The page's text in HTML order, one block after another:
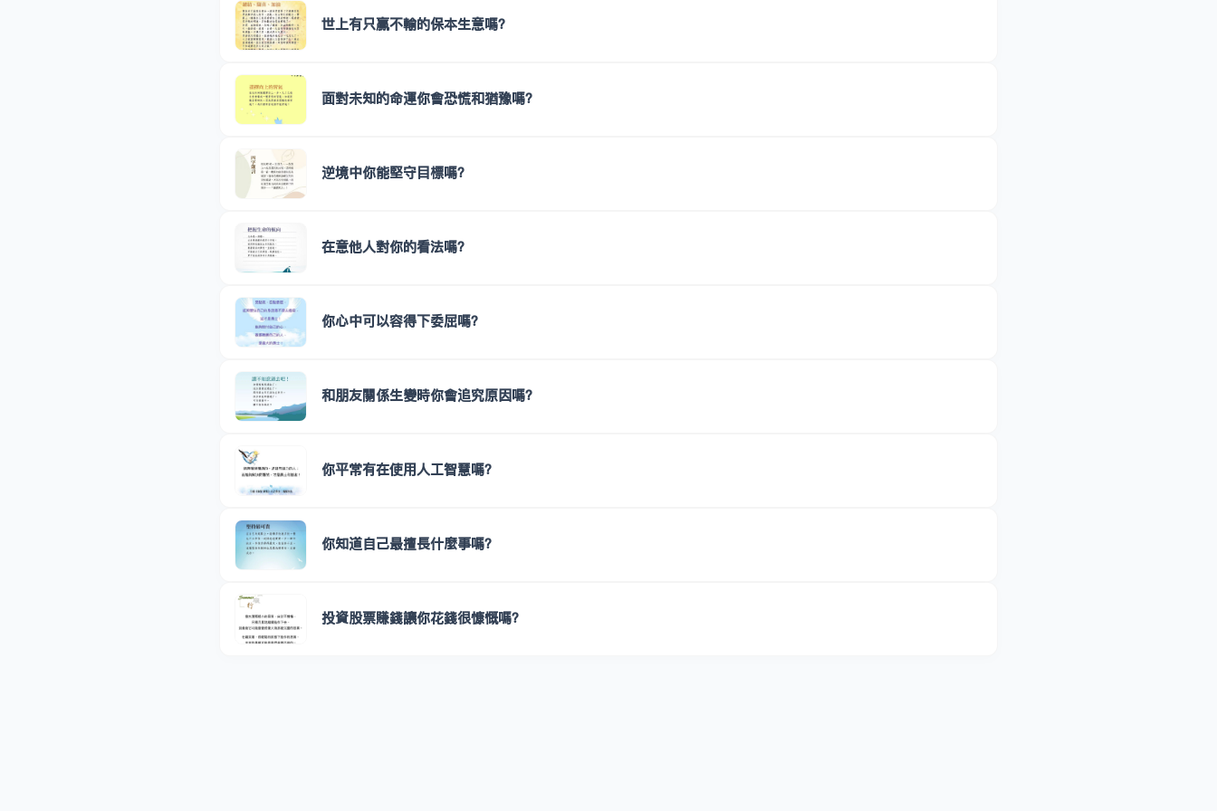
世上有只贏不輸的保本生意嗎？
面對未知的命運你會恐慌和猶豫嗎？
逆境中你能堅守目標嗎？
在意他人對你的看法嗎？
你心中可以容得下委屈嗎？
和朋友關係生變時你會追究原因嗎？
你平常有在使用人工智慧嗎？
你知道自己最擅長什麼事嗎？
投資股票賺錢讓你花錢很慷慨嗎？